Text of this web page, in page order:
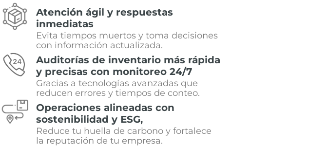
Atención ágil y respuestas
inmediatas
Evita tiempos muertos y toma decisiones
con información actualizada.
Auditorías de inventario más rápida
y precisas con monitoreo24/7
Gracias a tecnologías avanzadas que
reducen errores y tiempos de conteo.
Operaciones alineadas con
sostenibilidad y ESG,
Reduce tu huella de carbono y fortalece
la reputación de tu empresa.